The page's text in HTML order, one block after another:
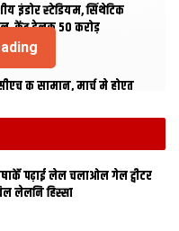
इंडोर स्‍टेडि‍यम, सिंथेटिक
केंद्र देलक 50 करोड़
क सामान, मार्च मे होएत
पढ़ाई लेल चलाओल गेल ट्वीटर
लेलनि हिस्सा